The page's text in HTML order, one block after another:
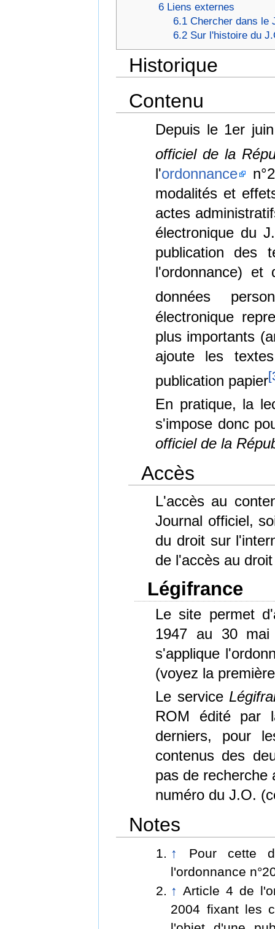
6 Liens externes
6.1 Chercher dans le
6.2 Sur l'histoire du
Historique
Contenu
Depuis le 1er
officiel de la
l'ordonnance
modalités et
actes
électronique du
publication des
l'ordonnance) et
données
électronique
plus importants
ajoute les
publication papier[
En pratique, la
s'impose donc
officiel de la
Accès
L'accès au
Journal officiel,
du droit sur
de l'accès au
Légifrance
Le site permet
1947 au 30
s'applique
(voyez la
Le service
ROM édité par
derniers, pour
contenus des
pas de recherche
numéro du J.O.
Notes
↑
Pour cette
l'ordonnance
↑ Article 4 de
2004 fixant les